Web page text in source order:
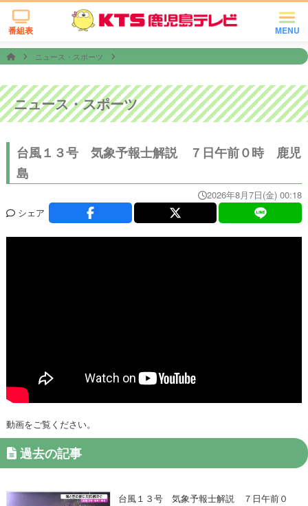
MENU
番組表
ニュース・スポーツ
ニュース・スポーツ
台風１３号 気象予報士解説 ７日午前０時 鹿児
島
2026年8月7日(金) 00:18
シェア
動画をご覧ください。
過去の記事
台風１３号 気象予報士解説 ７日午前０